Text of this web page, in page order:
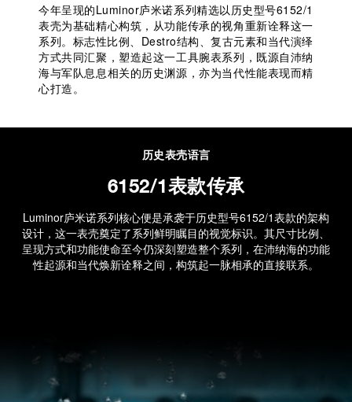
今年呈现的Luminor庐米诺系列精选以历史型号6152/1
表壳为基础精心构筑，从功能传承的视角重新诠释这一
系列。标志性比例、Destro结构、复古元素和当代演绎
方式共同汇聚，塑造起这一工具腕表系列，既源自沛纳
海与军队息息相关的历史渊源，亦为当代性能表现而精
心打造。
历史表壳语言
6152/1表款传承
Luminor庐米诺系列核心便是承袭于历史型号6152/1表款的架构
设计，这一表壳奠定了系列鲜明瞩目的视觉标识。其尺寸比例、
呈现方式和功能使命至今仍深刻塑造整个系列，在沛纳海的功能
性起源和当代焕新诠释之间，构筑起一脉相承的直接联系。